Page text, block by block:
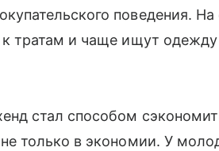
поведения.
к тратам и чаще ищут
стал способом
только в экономии. У